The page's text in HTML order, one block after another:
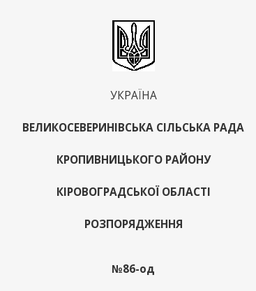
УКРАЇНА
ВЕЛИКОСЕВЕРИНІВСЬКА СІЛЬСЬКА РАДА
КРОПИВНИЦЬКОГО РАЙОНУ
КІРОВОГРАДСЬКОЇ ОБЛАСТІ
РОЗПОРЯДЖЕННЯ
№86-од